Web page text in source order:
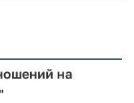
на